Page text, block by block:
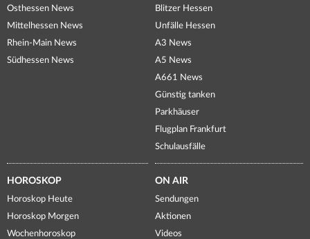
Osthessen News
Mittelhessen News
Rhein-Main News
Südhessen News
Blitzer Hessen
Unfälle Hessen
A3 News
A5 News
A661 News
Günstig tanken
Parkhäuser
Flugplan Frankfurt
Schulausfälle
HOROSKOP
Horoskop Heute
Horoskop Morgen
Wochenhoroskop
ON AIR
Sendungen
Aktionen
Videos